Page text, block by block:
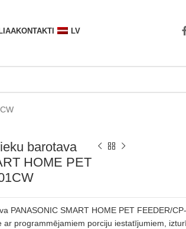
KONTAKTI LV
barotava
HOME PET
PANASONIC SMART HOME PET FEEDER/
programmējamiem porciju iestatījumiem,